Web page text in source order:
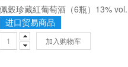
进口贸易商品
加入购物车